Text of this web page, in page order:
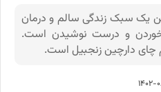
یک سبک زندگی سالم و درمان
و درست نوشیدن است.
چای دارچین زنجبیل است.